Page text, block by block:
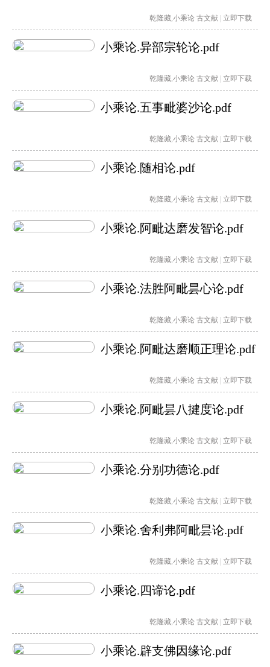
乾隆藏,小乘论 古文献 立即下载
小乘论.异部宗轮论.pdf
乾隆藏,小乘论 古文献 立即下载
小乘论.五事毗婆沙论.pdf
乾隆藏,小乘论 古文献 立即下载
小乘论.随相论.pdf
乾隆藏,小乘论 古文献 立即下载
小乘论.阿毗达磨发智论.pdf
乾隆藏,小乘论 古文献 立即下载
小乘论.法胜阿毗昙心论.pdf
乾隆藏,小乘论 古文献 立即下载
小乘论.阿毗达磨顺正理论.pdf
乾隆藏,小乘论 古文献 立即下载
小乘论.阿毗昙八揵度论.pdf
乾隆藏,小乘论 古文献 立即下载
小乘论.分别功德论.pdf
乾隆藏,小乘论 古文献 立即下载
小乘论.舍利弗阿毗昙论.pdf
乾隆藏,小乘论 古文献 立即下载
小乘论.四谛论.pdf
乾隆藏,小乘论 古文献 立即下载
小乘论.辟支佛因缘论.pdf